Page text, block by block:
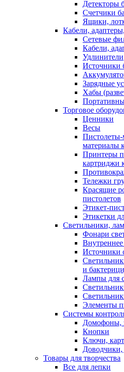
Детекторы
Счетчики
Ящики,
Кабели,
Сетевые
Кабели,
Удлинители
Источники
Зарядные
Хабы
Торговое
Ценники
Весы
Пистолеты-
материалы
Принтеры
картриджи
Тележки
Красящие
пистолетов
Этикет-
Этикетки
Светильники,
Фонари
Источники
и
Лампы для
Элементы
Системы
Домофоны,
Кнопки
Ключи,
Доводчики,
Товары для творчества
Все для лепки